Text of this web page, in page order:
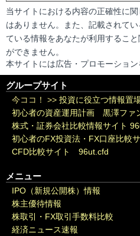
当サイトにおける内容の正確性に
はありません。また、記載されて
ている情報をあなたが利用するこ
ができません。
本サイトには広告・プロモーション
グループサイト
今ココ！ >> 投資に役立つ情報置
初心者の資産運用計画 黒澤ファ
株式・証券会社比較情報サイト
初心者のFX投資法・FX口座比較
CFD比較サイト 96ut.cfd
メニュー
IPO（新規公開株）情報
株主優待情報
株取引・FX取引手数料比較
経済ニュース速報